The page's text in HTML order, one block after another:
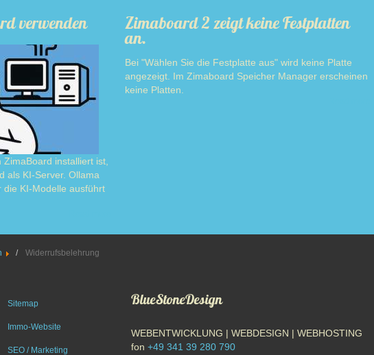
verwenden
installiert ist,
als KI-Server. Ollama
KI-Modelle ausführt
Zimaboard 2 zeigt keine Festplatten
an.
Bei "Wählen Sie die Festplatte aus" wird keine Platte
angezeigt. Im Zimaboard Speicher Manager erscheinen
keine Platten.
Widerrufsbelehrung
Sitemap
Immo-Website
SEO / Marketing
BlueStoneDesign
WEBENTWICKLUNG | WEBDESIGN | WEBHOSTING
fon +49 341 39 280 790